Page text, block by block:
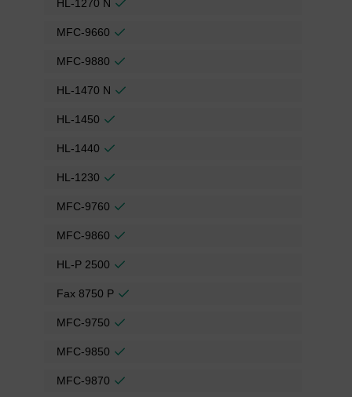
HL-1270 N
MFC-9660
MFC-9880
HL-1470 N
HL-1450
HL-1440
HL-1230
MFC-9760
MFC-9860
HL-P 2500
Fax 8750 P
MFC-9750
MFC-9850
MFC-9870